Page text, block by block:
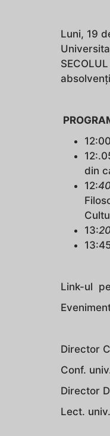
Luni, 19
din
12:
13:
Link-ul
Director
Conf.
Director
Lect.